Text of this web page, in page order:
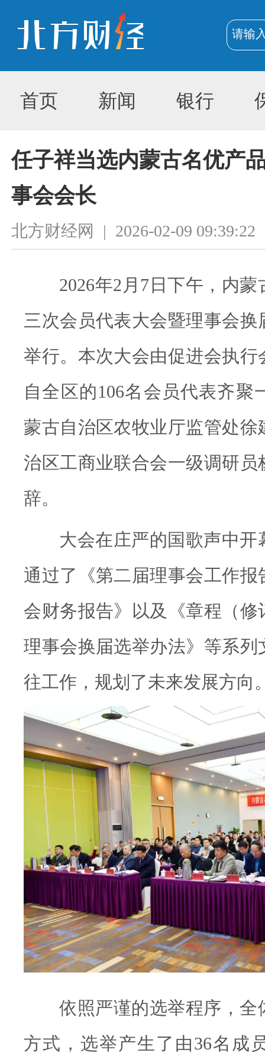
首页 新闻 银行
任子祥当选内蒙古名优产
事会会长
北方财经网 | 2026-02-09 09:39:22
2026年2月7日下午，内
三次会员代表大会暨理事会
举行。本次大会由促进会执
自全区的106名会员代表齐聚
蒙古自治区农牧业厅监管处
治区工商业联合会一级调研
辞。
大会在庄严的国歌声中
通过了《第二届理事会工作
会财务报告》以及《章程（
理事会换届选举办法》等系
往工作，规划了未来发展方向
依照严谨的选举程序，全
方式，选举产生了由36名成